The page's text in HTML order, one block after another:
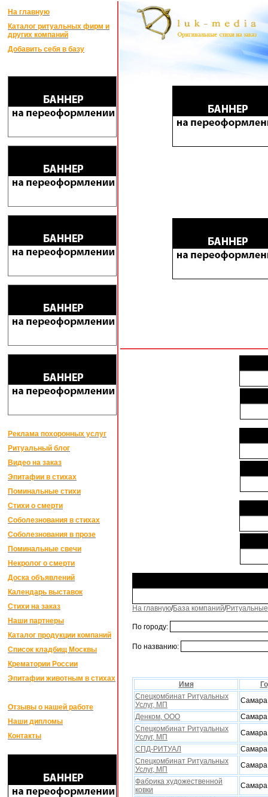
На главную
Каталог ритуальных фирм и
других компаний
Добавить себя в базу
Реклама похоронных услуг
Ритуальный блог
Видео на заказ
Эпитафии в стихах
Поминальные стихи
Стихи о смерти
Соболезнования в стихах
Соболезнования в прозе
Поминальные свечи
Некролог о смерти
Доска объявлений
Календарь выставок
Стихи на заказ
Наши партнеры
Каталог продукции компаний
Список кладбищ Москвы
Крематории России
Эпитафии животным в стихах
Отзывы о нашей работе
Наши дипломы
Контакты
На главную/База компаний/
По городу:
По названию:
Имя
Спецкомбинат Ритуальных
Услуг, МП
Самара
Денком, ООО
Самара
Спецкомбинат Ритуальных
Услуг, МП
Самара
СПД-РИТУАЛ
Самара
Спецкомбинат Ритуальных
Услуг, МП
Самара
Фабрика художественной
ковки
Самара